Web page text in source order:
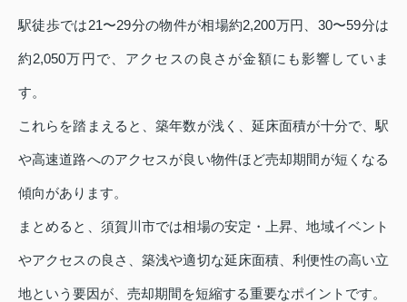
駅徒歩では21〜29分の物件が相場約2,200万円、30〜59分は
約2,050万円で、アクセスの良さが金額にも影響していま
す。
これらを踏まえると、築年数が浅く、延床面積が十分で、駅
や高速道路へのアクセスが良い物件ほど売却期間が短くなる
傾向があります。
まとめると、須賀川市では相場の安定・上昇、地域イベント
やアクセスの良さ、築浅や適切な延床面積、利便性の高い立
地という要因が、売却期間を短縮する重要なポイントです。